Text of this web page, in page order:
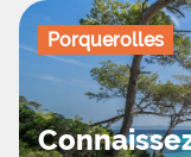
Porquerolles